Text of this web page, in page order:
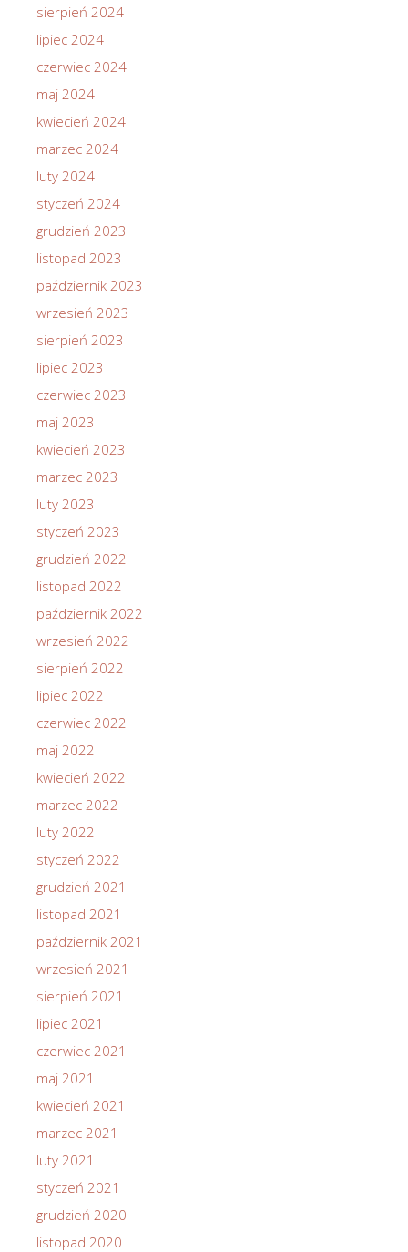
sierpień 2024
lipiec 2024
czerwiec 2024
maj 2024
kwiecień 2024
marzec 2024
luty 2024
styczeń 2024
grudzień 2023
listopad 2023
październik 2023
wrzesień 2023
sierpień 2023
lipiec 2023
czerwiec 2023
maj 2023
kwiecień 2023
marzec 2023
luty 2023
styczeń 2023
grudzień 2022
listopad 2022
październik 2022
wrzesień 2022
sierpień 2022
lipiec 2022
czerwiec 2022
maj 2022
kwiecień 2022
marzec 2022
luty 2022
styczeń 2022
grudzień 2021
listopad 2021
październik 2021
wrzesień 2021
sierpień 2021
lipiec 2021
czerwiec 2021
maj 2021
kwiecień 2021
marzec 2021
luty 2021
styczeń 2021
grudzień 2020
listopad 2020